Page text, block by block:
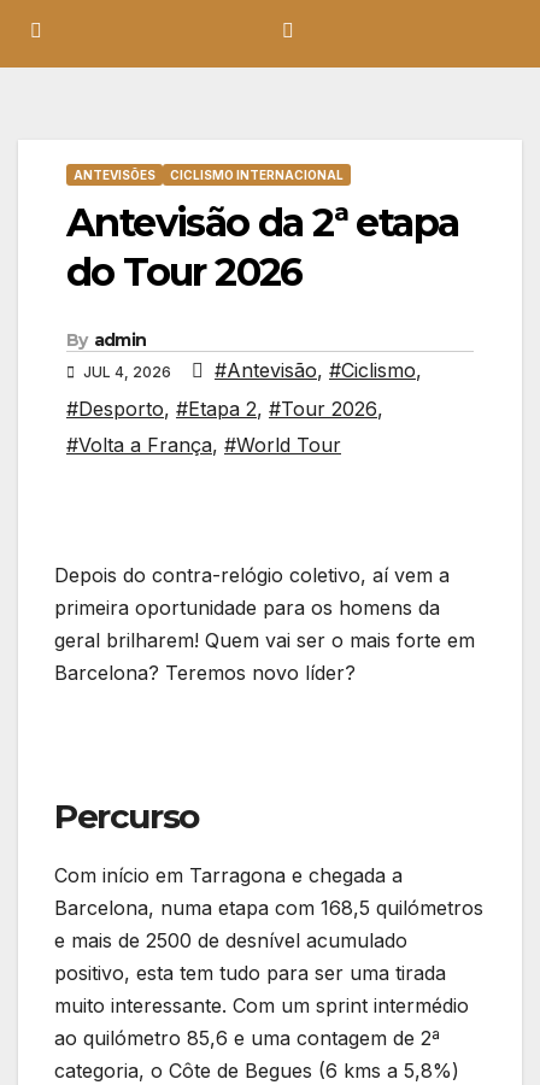
ANTEVISÕES CICLISMO INTERNACIONAL
Antevisão da 2ª etapa
do Tour 2026
By admin
JUL 4, 2026 #Antevisão, #Ciclismo,
#Desporto, #Etapa 2, #Tour 2026,
#Volta a França, #World Tour
Depois do contra-relógio coletivo, aí vem a
primeira oportunidade para os homens da
geral brilharem! Quem vai ser o mais forte em
Barcelona? Teremos novo líder?
Percurso
Com início em Tarragona e chegada a
Barcelona, numa etapa com 168,5 quilómetros
e mais de 2500 de desnível acumulado
positivo, esta tem tudo para ser uma tirada
muito interessante. Com um sprint intermédio
ao quilómetro 85,6 e uma contagem de 2ª
categoria, o Côte de Begues (6 kms a 5,8%)